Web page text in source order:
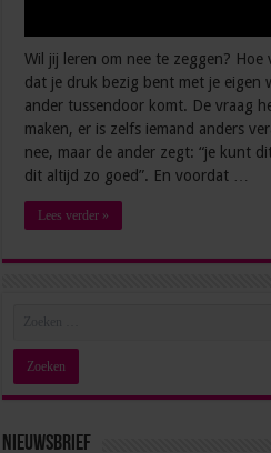
Wil jij leren om nee te zeggen?
dat je druk bezig bent met je eigen
ander tussendoor komt. De vraag
maken, er is zelfs iemand anders
nee, maar de ander zegt: “je kunt
dit altijd zo goed”. En voordat …
Lees verder »
Nieuwsbrief